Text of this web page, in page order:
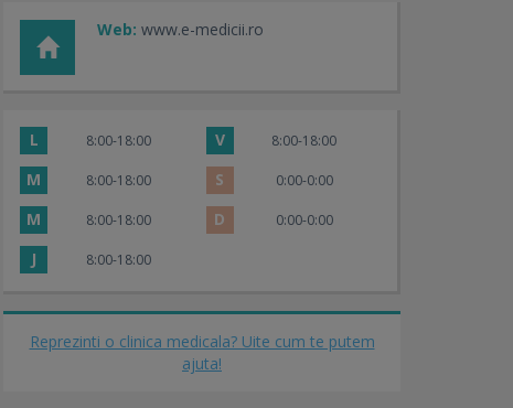
Web: www.e-medicii.ro
L 8:00-18:00 V 8:00-18:00
M 8:00-18:00 S 0:00-0:00
M 8:00-18:00 D 0:00-0:00
J 8:00-18:00
Reprezinti o clinica medicala? Uite cum te putem
ajuta!